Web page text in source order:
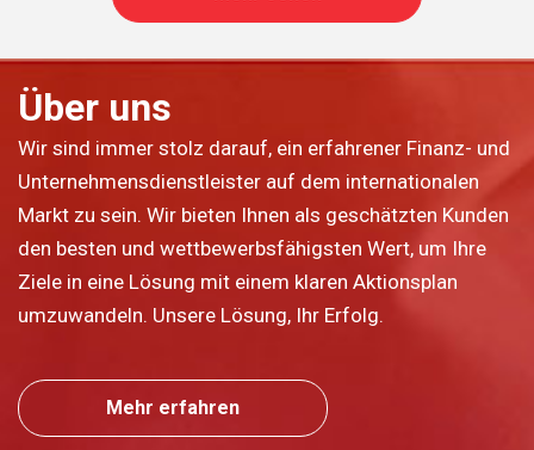
Über uns
Wir sind immer stolz darauf, ein erfahrener Finanz- und
Unternehmensdienstleister auf dem internationalen
Markt zu sein. Wir bieten Ihnen als geschätzten Kunden
den besten und wettbewerbsfähigsten Wert, um Ihre
Ziele in eine Lösung mit einem klaren Aktionsplan
umzuwandeln. Unsere Lösung, Ihr Erfolg.
Mehr erfahren